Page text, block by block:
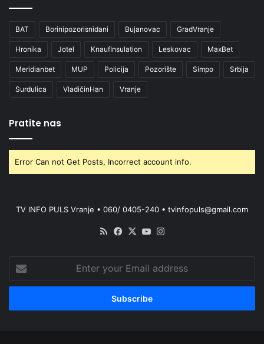
BAT Borinipozorisnidani Bujanovac GradVranje
Hronika Jotel KnaufInsulation Leskovac MaxBet
Meridianbet MUP Policija Pozorište Simpo Srbija
Surdulica VladičinHan Vranje
Pratite nas
Error Can not Get Posts, Incorrect account info.
TV INFO PULS Vranje • 060/ 0405-240 • tvinfopuls@gmail.com
RSS Facebook
X YouTube
your
Email